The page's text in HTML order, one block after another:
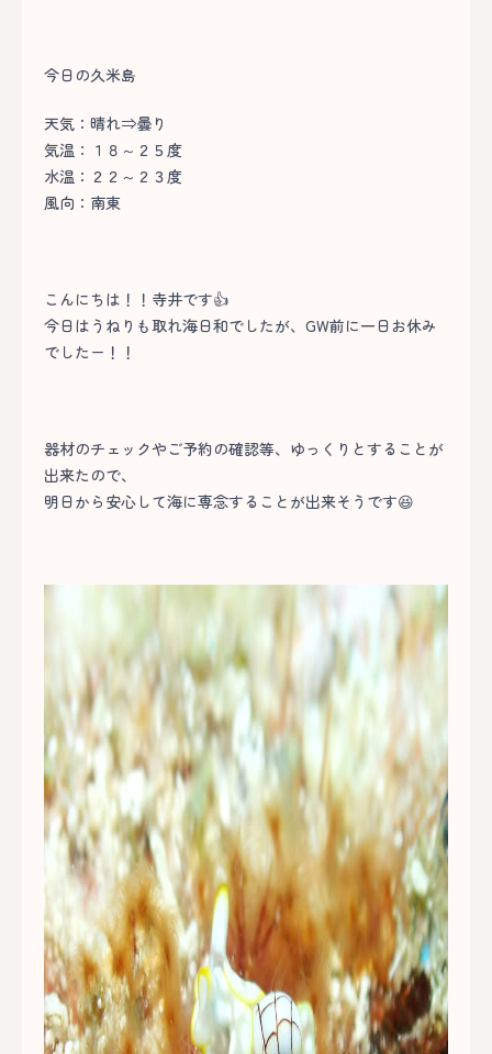
今日の久米島
天気：晴れ⇒曇り
気温：１８～２５度
水温：２２～２３度
風向：南東
こんにちは！！寺井です👍
今日はうねりも取れ海日和でしたが、GW前に一日お休み
でしたー！！
器材のチェックやご予約の確認等、ゆっくりとすることが
出来たので、
明日から安心して海に専念することが出来そうです😆